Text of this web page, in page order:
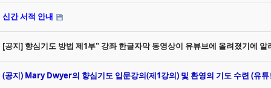
신간 서적 안내
[공지] 향심기도 방법 제1부" 강좌 한글자막 동영상이 유뷰브에 올려졌기에 알
(공지) Mary Dwyer의 향심기도 입문강의(제1강의) 및 환영의 기도 수련 (유